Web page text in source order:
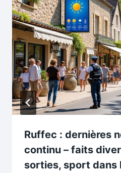
Ruffec : dernières
continu – faits
sorties, sport dans